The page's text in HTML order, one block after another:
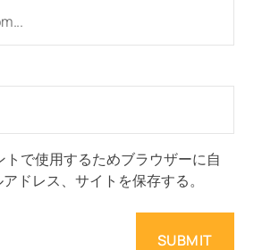
トで使用するためブラウザーに自
ドレス、サイトを保存する。